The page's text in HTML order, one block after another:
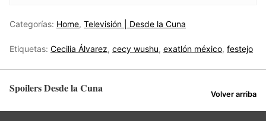
Categorías: Home, Televisión | Desde la Cuna
Etiquetas: Cecilia Álvarez, cecy wushu, exatlón méxico, festejo
Spoilers Desde la Cuna Volver arriba